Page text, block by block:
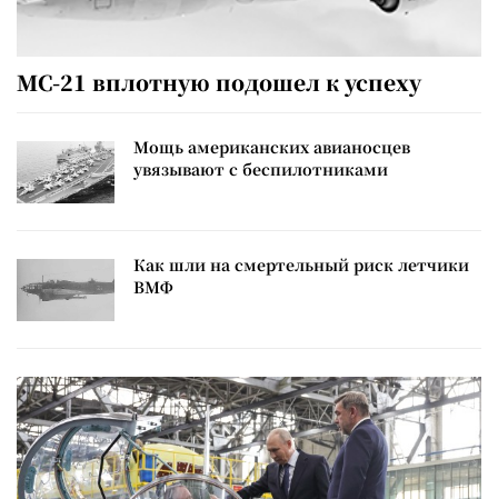
МС-21 вплотную подошел к успеху
Мощь американских авианосцев
увязывают с беспилотниками
Как шли на смертельный риск летчики
ВМФ